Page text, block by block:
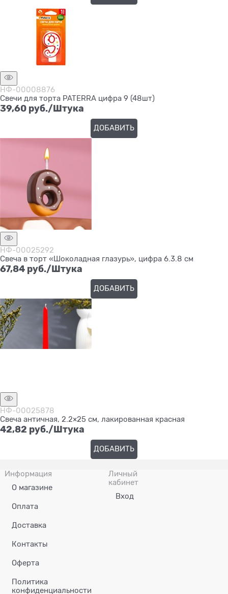
НФ-00008876
Свечи для торта PATERRA цифра 9 (48шт)
39,60 руб./Штука
ДОБАВИТЬ
НФ-00025292
Свеча в торт «Шоколадная глазурь», цифра 6.3.8 см
67,84 руб./Штука
ДОБАВИТЬ
НФ-00025878
Свеча античная, 2.2×25 см, лакированная красная
42,82 руб./Штука
ДОБАВИТЬ
Информация
О магазине
Оплата
Доставка
Контакты
Оферта
Политика
конфиденциальности
Личный
кабинет
Вход